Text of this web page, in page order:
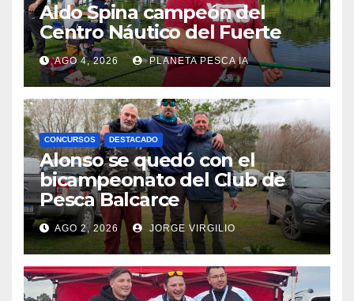
Aldo Spina campeón del
Centro Náutico del Fuerte
AGO 4, 2026 PLANETA PESCA IA
CONCURSOS DESTACADO
Alonso se quedó con el
bicampeonato del Club de
Pesca Balcarce
AGO 2, 2026 JORGE VIRGILIO